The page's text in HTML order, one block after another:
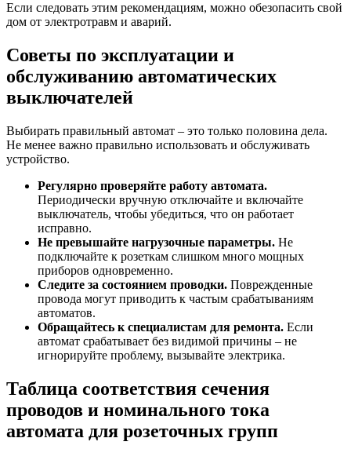
Если следовать этим рекомендациям, можно обезопасить свой
дом от электротравм и аварий.
Советы по эксплуатации и
обслуживанию автоматических
выключателей
Выбирать правильный автомат – это только половина дела.
Не менее важно правильно использовать и обслуживать
устройство.
Регулярно проверяйте работу автомата.
Периодически вручную отключайте и включайте
выключатель, чтобы убедиться, что он работает
исправно.
Не превышайте нагрузочные параметры. Не
подключайте к розеткам слишком много мощных
приборов одновременно.
Следите за состоянием проводки. Поврежденные
провода могут приводить к частым срабатываниям
автоматов.
Обращайтесь к специалистам для ремонта. Если
автомат срабатывает без видимой причины – не
игнорируйте проблему, вызывайте электрика.
Таблица соответствия сечения
проводов и номинального тока
автомата для розеточных групп